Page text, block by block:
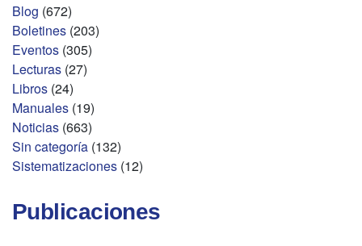
Blog (672)
Boletines (203)
Eventos (305)
Lecturas (27)
Libros (24)
Manuales (19)
Noticias (663)
Sin categoría (132)
Sistematizaciones (12)
Publicaciones